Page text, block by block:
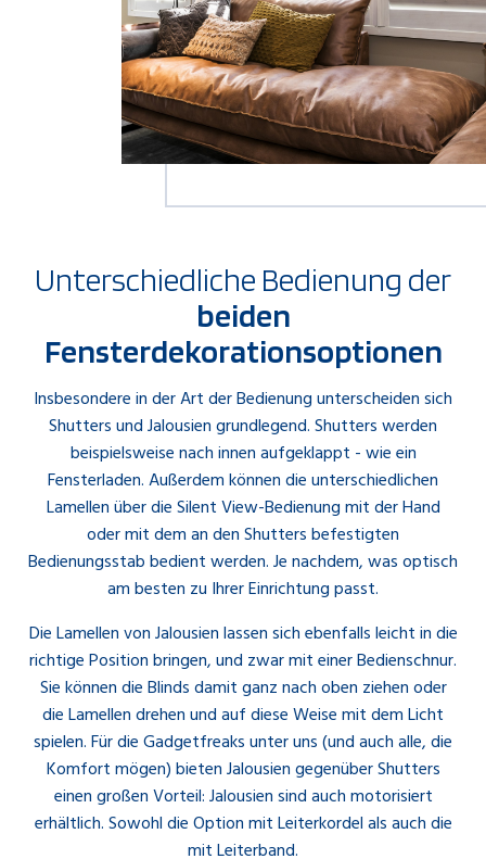
Unterschiedliche Bedienung der
beiden
Fensterdekorationsoptionen
Insbesondere in der Art der Bedienung unterscheiden sich
Shutters und Jalousien grundlegend. Shutters werden
beispielsweise nach innen aufgeklappt - wie ein
Fensterladen. Außerdem können die unterschiedlichen
Lamellen über die Silent View-Bedienung mit der Hand
oder mit dem an den Shutters befestigten
Bedienungsstab bedient werden. Je nachdem, was optisch
am besten zu Ihrer Einrichtung passt.
Die Lamellen von Jalousien lassen sich ebenfalls leicht in die
richtige Position bringen, und zwar mit einer Bedienschnur.
Sie können die Blinds damit ganz nach oben ziehen oder
die Lamellen drehen und auf diese Weise mit dem Licht
spielen. Für die Gadgetfreaks unter uns (und auch alle, die
Komfort mögen) bieten Jalousien gegenüber Shutters
einen großen Vorteil: Jalousien sind auch motorisiert
erhältlich. Sowohl die Option mit Leiterkordel als auch die
mit Leiterband.